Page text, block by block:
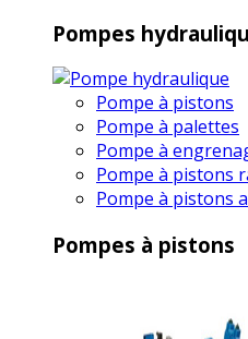
Pompes
Pompe à pistons
Pompe à palettes
Pompe à
Pompe à pistons
Pompe à pistons
Pompes à pistons